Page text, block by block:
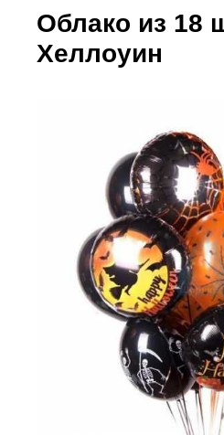
Облако из 18
Хеллоуин